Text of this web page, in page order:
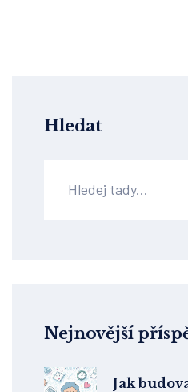
Hledat
Nejnovější
Jak